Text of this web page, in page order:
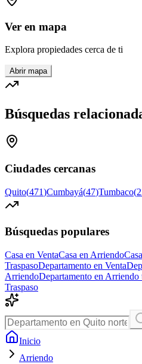
Ver en mapa
Explora propiedades cerca de ti
Abrir mapa
Búsquedas
Ciudades cercanas
Quito(471)Cumbayá(47)Tumbaco(
Búsquedas populares
Casa en VentaCasa en Arriendo
TraspasoDepartamento en Venta
ArriendoDepartamento en Arriendo
Traspaso
Inicio
Arriendo